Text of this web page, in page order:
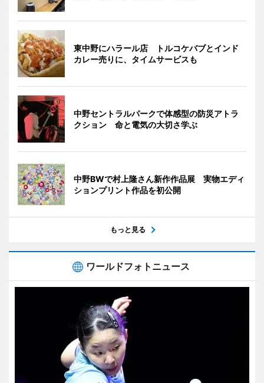
東中野にハラール店 トルコケバブとインド
カレー売りに、タイムサービスも
中野セントラルパークで体感型の防災アトラ
クション 命と電気の大切さ学ぶ
中野BWで村上隆さん新作作品展 実物エディ
ションプリント作品を初公開
もっと見る
ワールドフォトニュース